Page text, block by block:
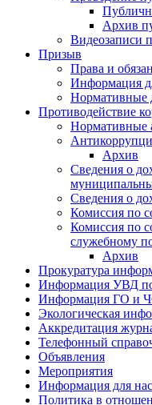
Архив
Видеозаписи
Призыв
Права и
Информация
Нормативные
Противодействие
Нормативные
Архив
Сведения о
Сведения о
Комиссия по
Комиссия по
служебному
Архив
Прокуратура
Информация УВД
Информация ГО и
Экологическая
Аккредитация
Телефонный
Объявления
Мероприятия
Информация для
Политика в